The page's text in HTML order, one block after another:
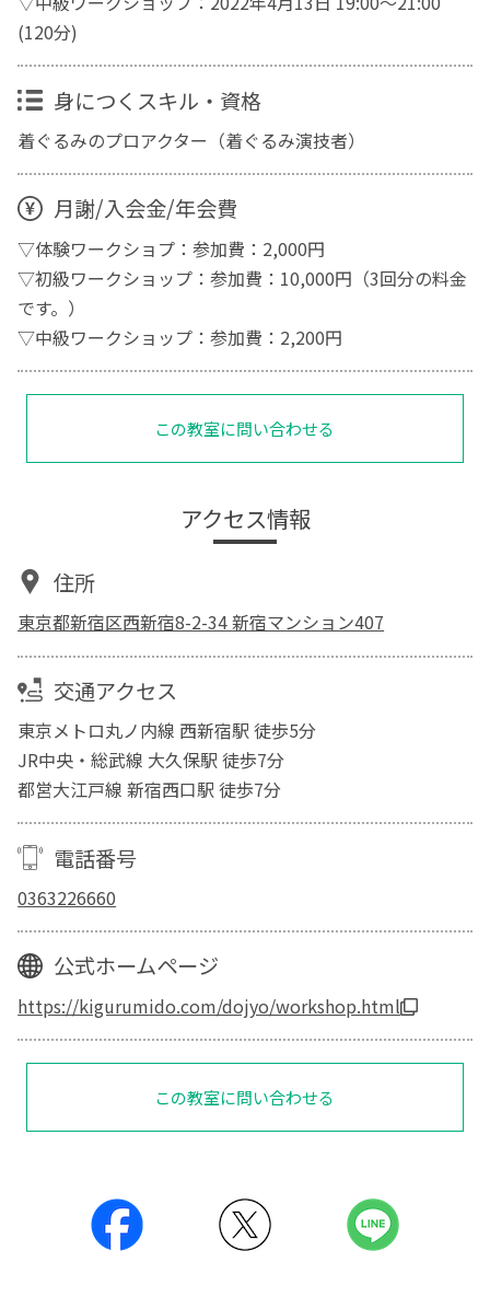
(120分)
身につくスキル・資格
着ぐるみのプロアクター（着ぐるみ演技者）
月謝/入会金/年会費
▽体験ワークショプ：参加費：2,000円
▽初級ワークショップ：参加費：10,000円（3回分の料金
です。）
▽中級ワークショップ：参加費：2,200円
この教室に問い合わせる
アクセス情報
住所
東京都新宿区西新宿8-2-34 新宿マンション407
交通アクセス
東京メトロ丸ノ内線 西新宿駅 徒歩5分
JR中央・総武線 大久保駅 徒歩7分
都営大江戸線 新宿西口駅 徒歩7分
電話番号
0363226660
公式ホームページ
https://kigurumido.com/dojyo/workshop.html
この教室に問い合わせる